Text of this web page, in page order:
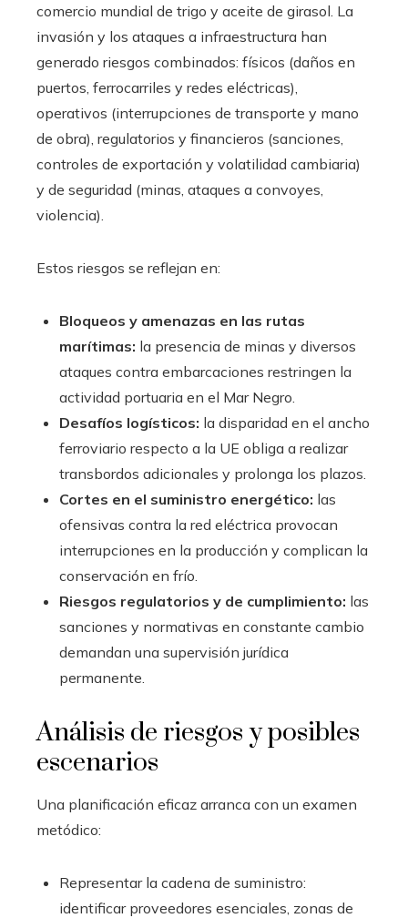
comercio mundial de trigo y aceite de girasol. La
invasión y los ataques a infraestructura han
generado riesgos combinados: físicos (daños en
puertos, ferrocarriles y redes eléctricas),
operativos (interrupciones de transporte y mano
de obra), regulatorios y financieros (sanciones,
controles de exportación y volatilidad cambiaria)
y de seguridad (minas, ataques a convoyes,
violencia).
Estos riesgos se reflejan en:
Bloqueos y amenazas en las rutas
marítimas: la presencia de minas y diversos
ataques contra embarcaciones restringen la
actividad portuaria en el Mar Negro.
Desafíos logísticos: la disparidad en el ancho
ferroviario respecto a la UE obliga a realizar
transbordos adicionales y prolonga los plazos.
Cortes en el suministro energético: las
ofensivas contra la red eléctrica provocan
interrupciones en la producción y complican la
conservación en frío.
Riesgos regulatorios y de cumplimiento: las
sanciones y normativas en constante cambio
demandan una supervisión jurídica
permanente.
Análisis de riesgos y posibles
escenarios
Una planificación eficaz arranca con un examen
metódico:
Representar la cadena de suministro:
identificar proveedores esenciales, zonas de